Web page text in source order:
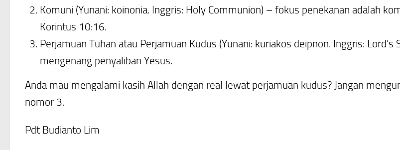
Komuni (Yunani: koinonia. Inggris: Holy Communion) – fokus penekanan adalah
Korintus 10:16.
Perjamuan Tuhan atau Perjamuan Kudus (Yunani: kuriakos deipnon. Inggris:
mengenang penyaliban Yesus.
Anda mau mengalami kasih Allah dengan real lewat perjamuan kudus? Jangan
nomor 3.
Pdt Budianto Lim